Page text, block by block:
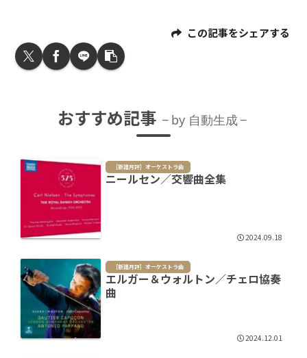
この記事をシェアする
おすすめ記事 by 自動生成
［新譜月評］オーケストラ曲
ニールセン／交響曲全集
2024.09.18
［新譜月評］オーケストラ曲
エルガー＆ウォルトン／チェロ協奏
曲
2024.12.01